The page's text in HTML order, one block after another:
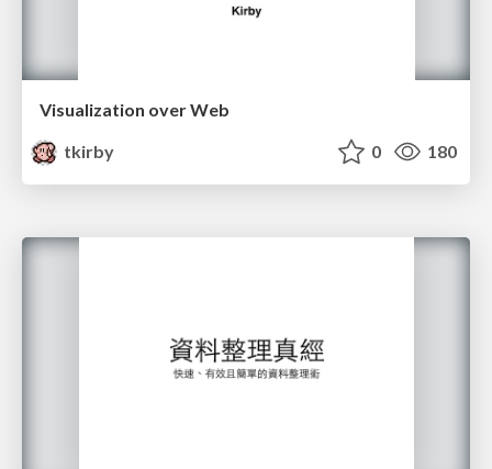
Visualization over Web
tkirby
0 180